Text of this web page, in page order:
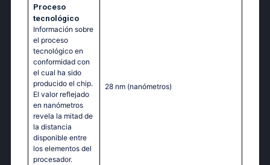
Proceso
tecnológico
Información sobre
el proceso
tecnológico en
conformidad con
el cual ha sido
producido el chip.
El valor reflejado
en nanómetros
revela la mitad de
la distancia
disponible entre
los elementos del
procesador.
28 nm (nanómetros)